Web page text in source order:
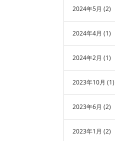
2024年5月 (2)
2024年4月 (1)
2024年2月 (1)
2023年10月 (1)
2023年6月 (2)
2023年1月 (2)